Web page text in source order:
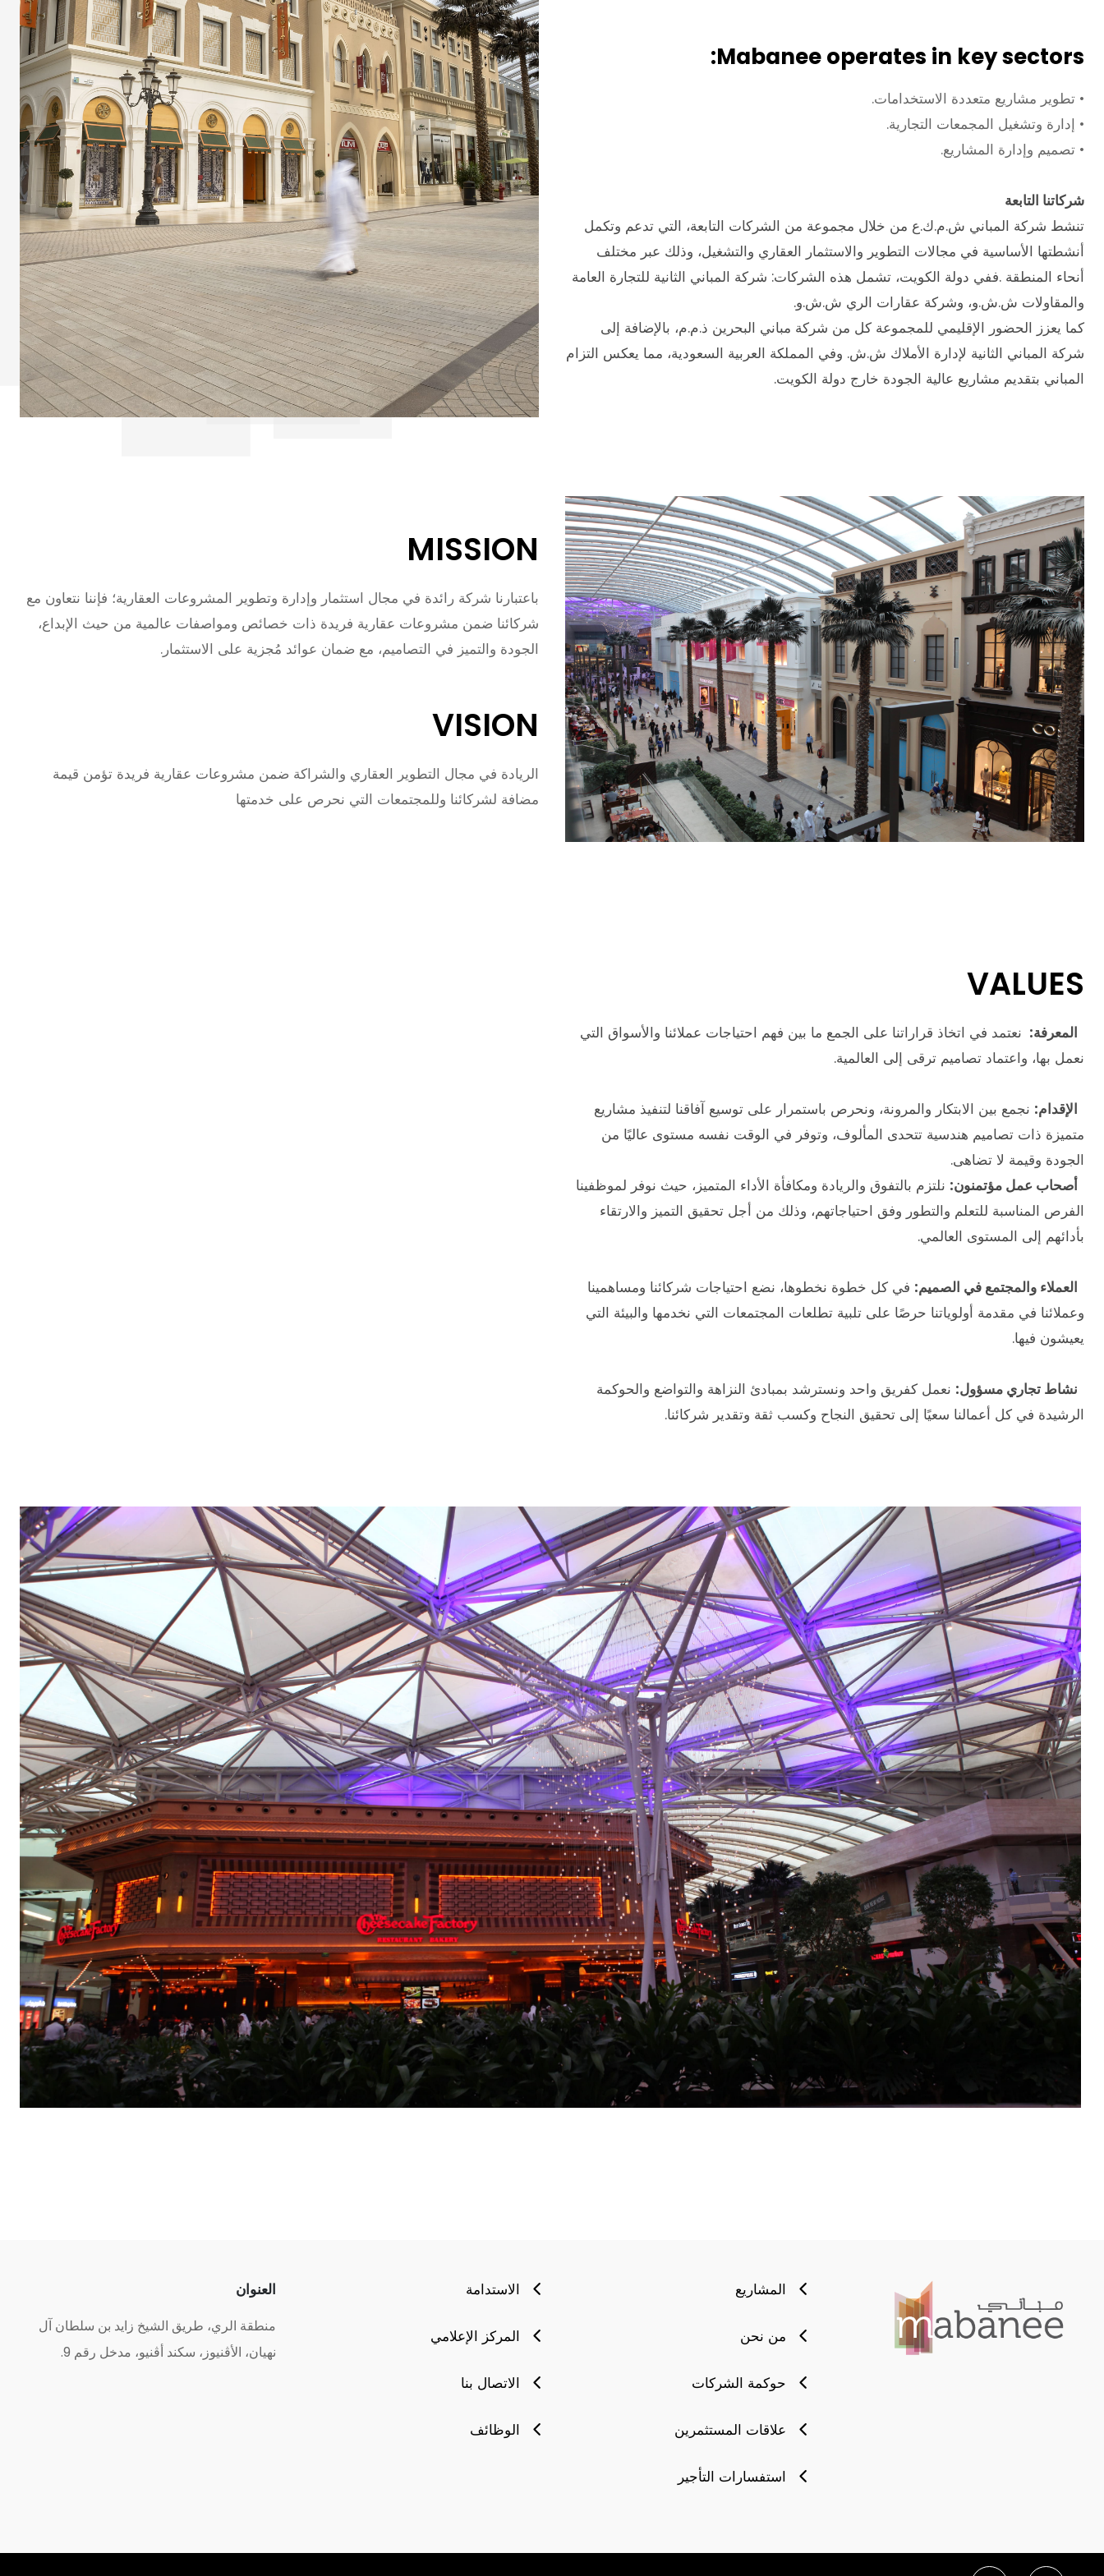
Mabanee operates in key sectors:
• تطوير مشاريع متعددة الاستخدامات.
• إدارة وتشغيل المجمعات التجارية.
• تصميم وإدارة المشاريع.
شركاتنا التابعة
تنشط شركة المباني ش.م.ك.ع من خلال مجموعة من الشركات التابعة، التي تدعم وتكمل
أنشطتها الأساسية في مجالات التطوير والاستثمار العقاري والتشغيل، وذلك عبر مختلف
أنحاء المنطقة .ففي دولة الكويت، تشمل هذه الشركات: شركة المباني الثانية للتجارة العامة
والمقاولات ش.ش.و، وشركة عقارات الري ش.ش.و.
كما يعزز الحضور الإقليمي للمجموعة كل من شركة مباني البحرين ذ.م.م، بالإضافة إلى
شركة المباني الثانية لإدارة الأملاك ش.ش. وفي المملكة العربية السعودية، مما يعكس التزام
المباني بتقديم مشاريع عالية الجودة خارج دولة الكويت.
MISSION
باعتبارنا شركة رائدة في مجال استثمار وإدارة وتطوير المشروعات العقارية؛ فإننا نتعاون مع
شركائنا ضمن مشروعات عقارية فريدة ذات خصائص ومواصفات عالمية من حيث الإبداع،
الجودة والتميز في التصاميم، مع ضمان عوائد مُجزية على الاستثمار.
VISION
الريادة في مجال التطوير العقاري والشراكة ضمن مشروعات عقارية فريدة تؤمن قيمة
مضافة لشركائنا وللمجتمعات التي نحرص على خدمتها
VALUES
المعرفة: نعتمد في اتخاذ قراراتنا على الجمع ما بين فهم احتياجات عملائنا والأسواق التي
نعمل بها، واعتماد تصاميم ترقى إلى العالمية.
الإقدام: نجمع بين الابتكار والمرونة، ونحرص باستمرار على توسيع آفاقنا لتنفيذ مشاريع
متميزة ذات تصاميم هندسية تتحدى المألوف، وتوفر في الوقت نفسه مستوى عاليًا من
الجودة وقيمة لا تضاهى.
أصحاب عمل مؤتمنون: نلتزم بالتفوق والريادة ومكافأة الأداء المتميز، حيث نوفر لموظفينا
الفرص المناسبة للتعلم والتطور وفق احتياجاتهم، وذلك من أجل تحقيق التميز والارتقاء
بأدائهم إلى المستوى العالمي.
العملاء والمجتمع في الصميم: في كل خطوة نخطوها، نضع احتياجات شركائنا ومساهمينا
وعملائنا في مقدمة أولوياتنا حرصًا على تلبية تطلعات المجتمعات التي نخدمها والبيئة التي
يعيشون فيها.
نشاط تجاري مسؤول: نعمل كفريق واحد ونسترشد بمبادئ النزاهة والتواضع والحوكمة
الرشيدة في كل أعمالنا سعيًا إلى تحقيق النجاح وكسب ثقة وتقدير شركائنا.
المشاريع
من نحن
حوكمة الشركات
علاقات المستثمرين
استفسارات التأجير
الاستدامة
المركز الإعلامي
الاتصال بنا
الوظائف
العنوان
منطقة الري، طريق الشيخ زايد بن سلطان آل
نهيان، الأڤنيوز، سكند أڤنيو، مدخل رقم 9.